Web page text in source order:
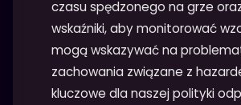
czasu spędzonego na grze
wskaźniki, aby monitorować
mogą wskazywać na
zachowania związane z
kluczowe dla naszej polityki